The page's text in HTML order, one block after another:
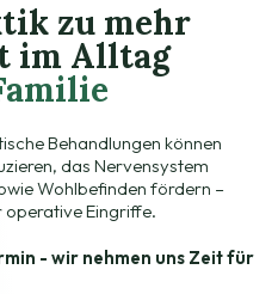
zu mehr
im Alltag
Behandlungen können
das Nervensystem
Wohlbefinden fördern –
operative Eingriffe.
- wir nehmen uns Zeit für